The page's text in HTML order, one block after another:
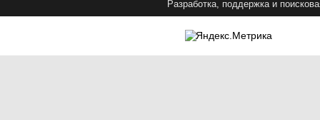
Разработка, поддержка и